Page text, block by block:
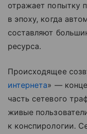
отражает попытку
в эпоху, когда
составляют
ресурса.
Происходящее
интернета» —
часть сетевого
живые
к конспирологии.